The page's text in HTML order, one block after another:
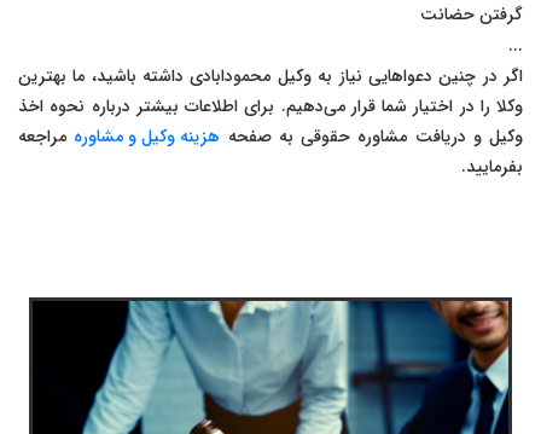
گرفتن حضانت
...
اگر در چنین دعواهایی نیاز به وکیل محمودابادی داشته باشید، ما بهترین
وکلا را در اختیار شما قرار می‌دهیم. برای اطلاعات بیشتر درباره نحوه اخذ
وکیل و دریافت مشاوره حقوقی به صفحه هزینه وکیل و مشاوره مراجعه
بفرمایید.